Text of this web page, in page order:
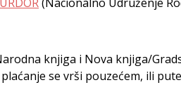
knjiga i Nova knjiga/
se vrši pouzećem, ili